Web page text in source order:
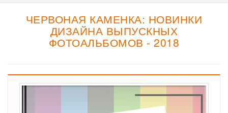
ЧЕРВОНАЯ КАМЕНКА: НОВИНКИ
ДИЗАЙНА ВЫПУСКНЫХ
ФОТОАЛЬБОМОВ - 2018